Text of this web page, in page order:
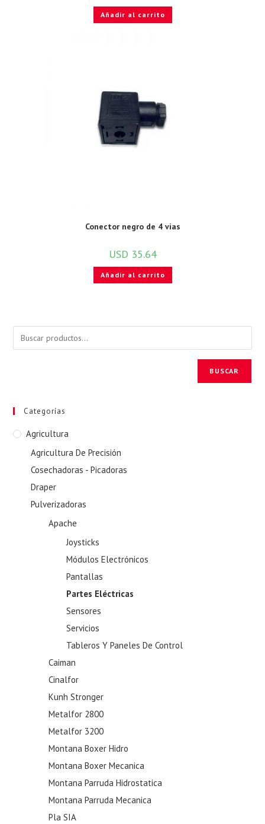
Añadir al carrito
Conector negro de 4 vias
USD 35.64
Añadir al carrito
BUSCAR
Categorías
Agricultura
Agricultura De Precisión
Cosechadoras - Picadoras
Draper
Pulverizadoras
Apache
Joysticks
Módulos Electrónicos
Pantallas
Partes Eléctricas
Sensores
Servicios
Tableros Y Paneles De Control
Caiman
Cinalfor
Kunh Stronger
Metalfor 2800
Metalfor 3200
Montana Boxer Hidro
Montana Boxer Mecanica
Montana Parruda Hidrostatica
Montana Parruda Mecanica
Pla SIA